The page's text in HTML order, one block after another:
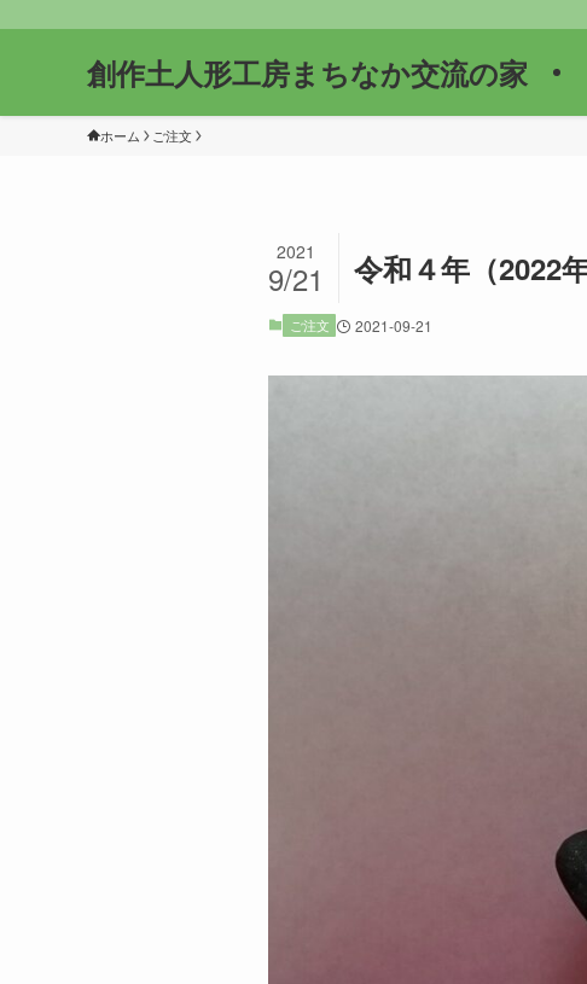
創作土人形工房まちなか交流の家
ホーム ご注文
令和４年（2022
2021
9/21
ご注文 2021-09-21